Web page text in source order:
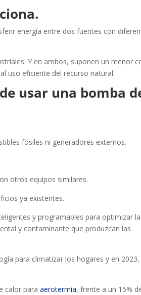
energía entre dos fuentes con
Y en ambos, suponen un menor
uso eficiente del recurso natural.
usar una bomba
fósiles ni generadores externos.
otros equipos similares.
ya existentes.
y programables para optimizar la
y contaminante que produzcan las
para climatizar los hogares y en 2023,
calor paraaerotermia, frente a un 15%